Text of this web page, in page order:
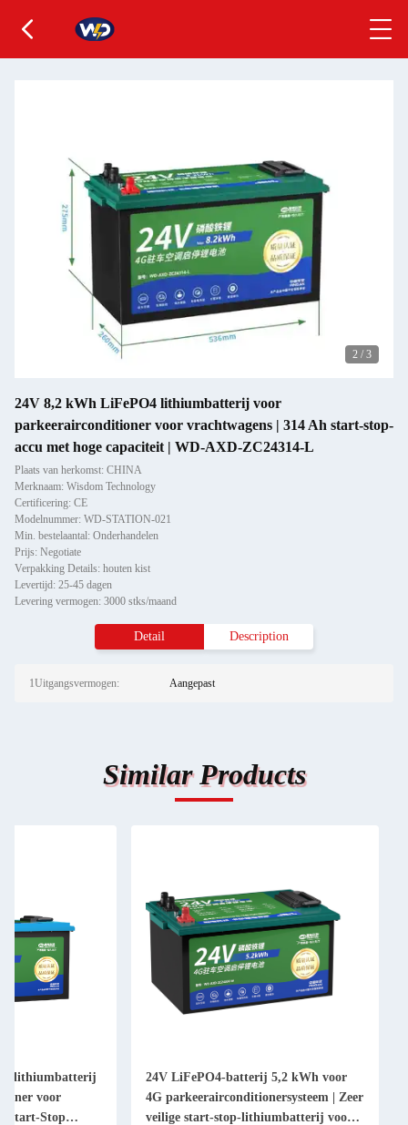
2 / 3
24V 8,2 kWh LiFePO4 lithiumbatterij voor
parkeerairconditioner voor vrachtwagens | 314 Ah start-stop-
accu met hoge capaciteit | WD-AXD-ZC24314-L
Plaats van herkomst: CHINA
Merknaam: Wisdom Technology
Certificering: CE
Modelnummer: WD-STATION-021
Min. bestelaantal: Onderhandelen
Prijs: Negotiate
Verpakking Details: houten kist
Levertijd: 25-45 dagen
Levering vermogen: 3000 stks/maand
Detail Description
1Uitgangsvermogen: Aangepast
Similar Products
lithiumbatterij
voor
Start-Stop
24V LiFePO4-batterij 5,2 kWh voor
4G parkeerairconditionersysteem | Zeer
veilige start-stop-lithiumbatterij voor